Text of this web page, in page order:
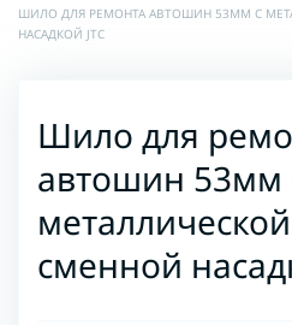
ШИЛО ДЛЯ РЕМОНТА АВТОШИН 53ММ С
НАСАДКОЙ JTC
Шило для
автошин 53мм
сменной